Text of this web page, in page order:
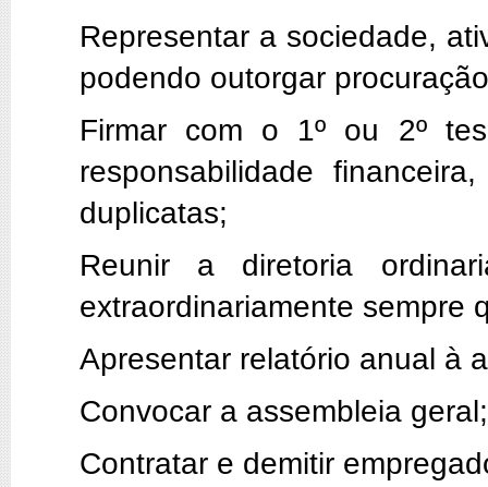
Representar a sociedade,
podendo outorgar
Firmar com o 1º ou 2º
responsabilidade
duplicatas;
Reunir a diretoria
extraordinariamente sempre
Apresentar relatório anual à
Convocar a assembleia geral;
Contratar e demitir